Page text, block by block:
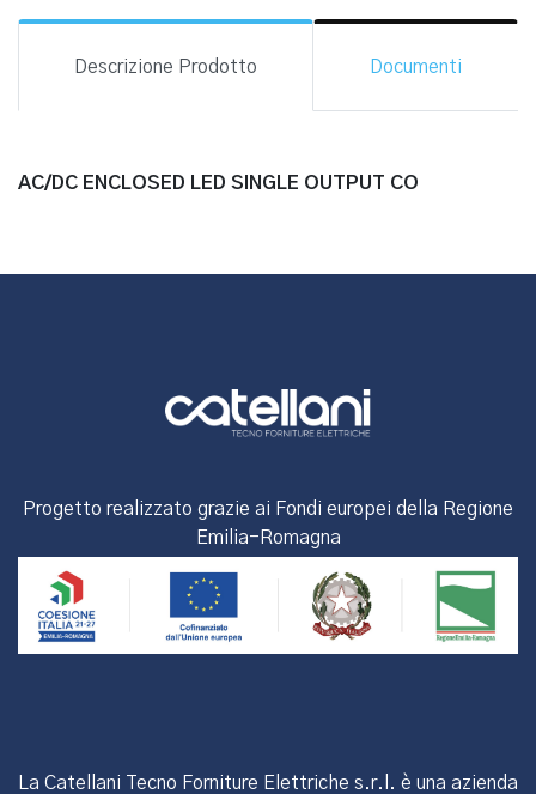
Descrizione Prodotto Documenti
AC/DC ENCLOSED LED SINGLE OUTPUT CO
Progetto realizzato grazie ai Fondi europei della Regione
Emilia-Romagna
La Catellani Tecno Forniture Elettriche s.r.l. è una azienda